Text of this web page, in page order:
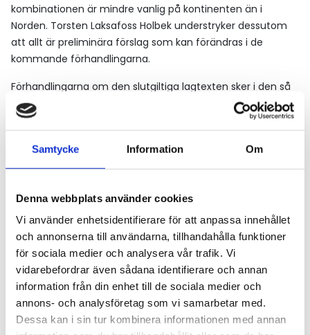
Samtycke Information Om
Denna webbplats använder cookies
Vi använder enhetsidentifierare för att anpassa innehållet
och annonserna till användarna, tillhandahålla funktioner
för sociala medier och analysera vår trafik. Vi
vidarebefordrar även sådana identifierare och annan
information från din enhet till de sociala medier och
annons- och analysföretag som vi samarbetar med.
Dessa kan i sin tur kombinera informationen med annan
kombinationen är mindre vanlig på kontinenten än i
Norden. Torsten Laksafoss Holbek understryker dessutom
att allt är preliminära förslag som kan förändras i de
kommande förhandlingarna.
Förhandlingarna om den slutgiltiga lagtexten sker i den så
kallade trilogen där representanter från ministerrådet,
Europaparlamentet och EU-kommissionen deltar.
Är det något i det preliminära lagförslaget som du
– Ja, tänk om det skulle bli tillåtet med bruttovikter på 50
ton i all gränsöverskridande trafik inom EU. Varför skulle inte
det vara möjligt?
SÅ ÄNDRAS EU:S REGLER FÖR MÅTT OCH BUTTOVIKT PÅ
LASTBILAR
1995
Sverige och Finland blir medlemmar i EU.